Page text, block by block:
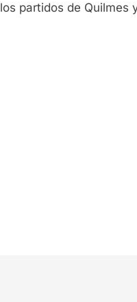
partidos de Quilmes